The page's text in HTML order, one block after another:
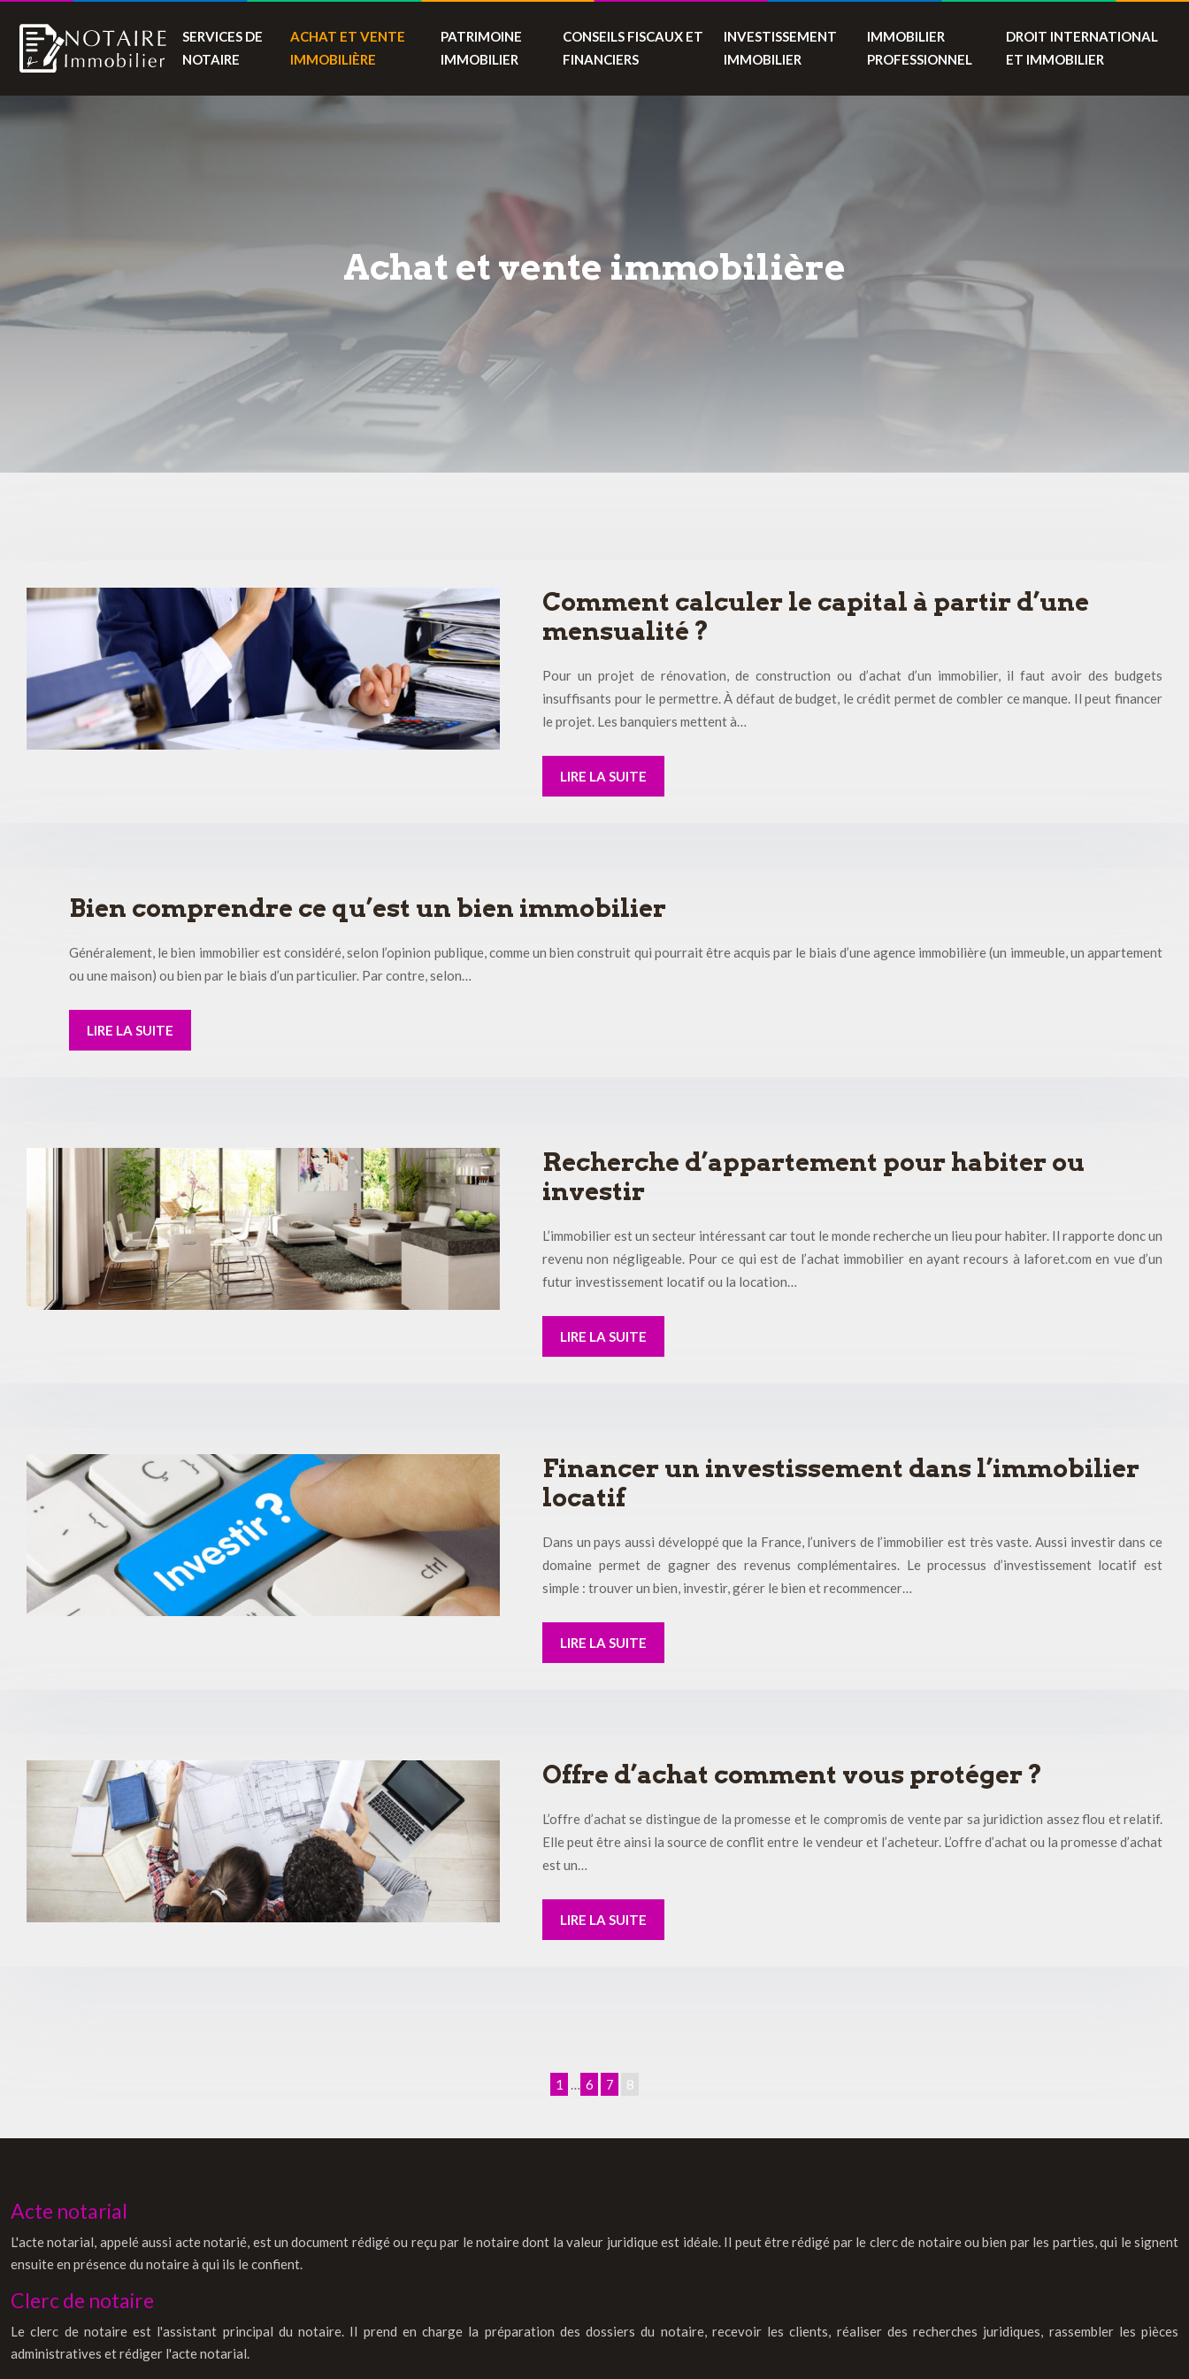
SERVICES DE
NOTAIRE
ACHAT ET VENTE
IMMOBILIÈRE
PATRIMOINE
IMMOBILIER
CONSEILS FISCAUX ET
FINANCIERS
INVESTISSEMENT
IMMOBILIER
IMMOBILIER
PROFESSIONNEL
DROIT INTERNATIONAL
ET IMMOBILIER
Achat et vente immobilière
Comment calculer le capital à partir d’une
mensualité ?
Pour un projet de rénovation, de construction ou d’achat d’un immobilier, il faut avoir des budgets
insuffisants pour le permettre. À défaut de budget, le crédit permet de combler ce manque. Il peut financer
le projet. Les banquiers mettent à…
LIRE LA SUITE
Bien comprendre ce qu’est un bien immobilier
Généralement, le bien immobilier est considéré, selon l’opinion publique, comme un bien construit qui pourrait être acquis par le biais d’une agence immobilière (un immeuble, un appartement
ou une maison) ou bien par le biais d’un particulier. Par contre, selon…
LIRE LA SUITE
Recherche d’appartement pour habiter ou
investir
L’immobilier est un secteur intéressant car tout le monde recherche un lieu pour habiter. Il rapporte donc un
revenu non négligeable. Pour ce qui est de l’achat immobilier en ayant recours à laforet.com en vue d’un
futur investissement locatif ou la location…
LIRE LA SUITE
Financer un investissement dans l’immobilier
locatif
Dans un pays aussi développé que la France, l’univers de l’immobilier est très vaste. Aussi investir dans ce
domaine permet de gagner des revenus complémentaires. Le processus d’investissement locatif est
simple : trouver un bien, investir, gérer le bien et recommencer…
LIRE LA SUITE
Offre d’achat comment vous protéger ?
L’offre d’achat se distingue de la promesse et le compromis de vente par sa juridiction assez flou et relatif.
Elle peut être ainsi la source de conflit entre le vendeur et l’acheteur. L’offre d’achat ou la promesse d’achat
est un…
LIRE LA SUITE
1 … 6 7 8
Acte notarial
L'acte notarial, appelé aussi acte notarié, est un document rédigé ou reçu par le notaire dont la valeur juridique est idéale. Il peut être rédigé par le clerc de notaire ou bien par les parties, qui le signent
ensuite en présence du notaire à qui ils le confient.
Clerc de notaire
Le clerc de notaire est l'assistant principal du notaire. Il prend en charge la préparation des dossiers du notaire, recevoir les clients, réaliser des recherches juridiques, rassembler les pièces
administratives et rédiger l'acte notarial.